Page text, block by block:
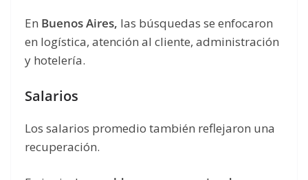
En Buenos Aires, las búsquedas se enfocaron
en logística, atención al cliente, administración
y hotelería.
Salarios
Los salarios promedio también reflejaron una
recuperación.